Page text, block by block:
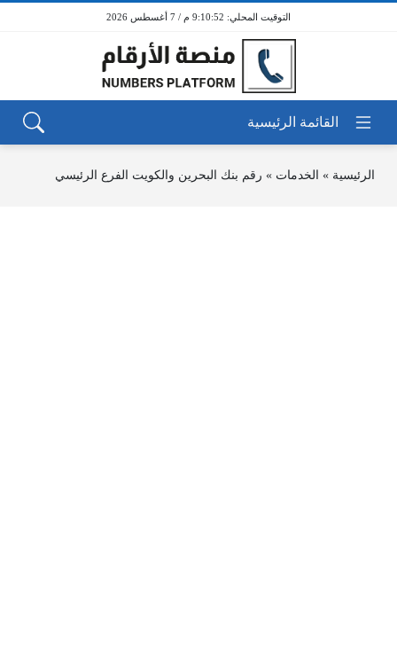
9:10:52 م / 7 أغسطس 2026
الرئيسية » الخدمات » رقم بنك البحرين والكويت الفرع الرئيسي